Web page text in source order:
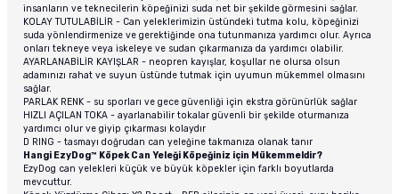
insanların ve teknecilerin köpeğinizi suda net bir şekilde görmesini sağlar.
KOLAY TUTULABİLİR - Can yeleklerimizin üstündeki tutma kolu, köpeğinizi
suda yönlendirmenize ve gerektiğinde ona tutunmanıza yardımcı olur. Ayrıca
onları tekneye veya iskeleye ve sudan çıkarmanıza da yardımcı olabilir.
AYARLANABİLİR KAYIŞLAR - neopren kayışlar, koşullar ne olursa olsun
adamınızı rahat ve suyun üstünde tutmak için uyumun mükemmel olmasını
sağlar.
PARLAK RENK - su sporları ve gece güvenliği için ekstra görünürlük sağlar
HIZLI AÇILAN TOKA - ayarlanabilir tokalar güvenli bir şekilde oturmanıza
yardımcı olur ve giyip çıkarması kolaydır
D RING - tasmayı doğrudan can yeleğine takmanıza olanak tanır
Hangi EzyDog™ Köpek Can Yeleği Köpeğiniz için Mükemmeldir?
EzyDog can yelekleri küçük ve büyük köpekler için farklı boyutlarda
mevcuttur.